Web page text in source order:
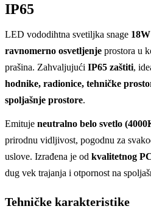
IP65
LED vododihtna svetiljka snage 18W
ravnomerno osvetljenje prostora u
prašina. Zahvaljujući IP65 zaštiti,
hodnike, radionice, tehničke
spoljašnje prostore.
Emituje neutralno belo svetlo
prirodnu vidljivost, pogodnu za
uslove. Izrađena je od kvalitetnog
dug vek trajanja i otpornost na
Tehničke karakteristike